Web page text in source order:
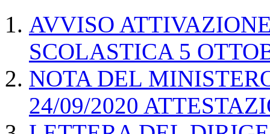
AVVISO
SCOLASTICA 5
NOTA DEL
24/09/2020